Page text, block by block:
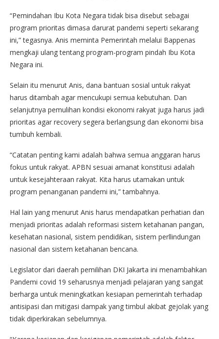
“Pemindahan Ibu Kota Negara tidak bisa disebut sebagai
program prioritas dimasa darurat pandemi seperti sekarang
ini,” tegasnya. Anis meminta Pemerintah melalui Bappenas
mengkaji ulang tentang program-program pindah Ibu Kota
Negara ini.
Selain itu menurut Anis, dana bantuan sosial untuk rakyat
harus ditambah agar mencukupi semua kebutuhan. Dan
selanjutnya pemulihan kondisi ekonomi rakyat juga harus jadi
prioritas agar recovery segera berlangsung dan ekonomi bisa
tumbuh kembali.
“Catatan penting kami adalah bahwa semua anggaran harus
fokus untuk rakyat. APBN sesuai amanat konstitusi adalah
untuk kesejahteraan rakyat. Kita harus utamakan untuk
program penanganan pandemi ini,” tambahnya.
Hal lain yang menurut Anis harus mendapatkan perhatian dan
menjadi prioritas adalah reformasi sistem ketahanan pangan,
kesehatan nasional, sistem pendidikan, sistem perllindungan
nasional dan sistem ketahanan bencana.
Legislator dari daerah pemilihan DKI Jakarta ini menambahkan
Pandemi covid 19 seharusnya menjadi pelajaran yang sangat
berharga untuk meningkatkan kesiapan pemerintah terhadap
antisipasi dan mitigasi dampak yang timbul akibat gejolak yang
tidak diperkirakan sebelumnya.